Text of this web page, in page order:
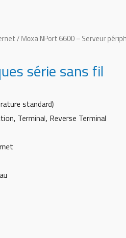
/ Moxa NPort 6600 – Serveur
série sans fil
standard)
Terminal, Reverse Terminal